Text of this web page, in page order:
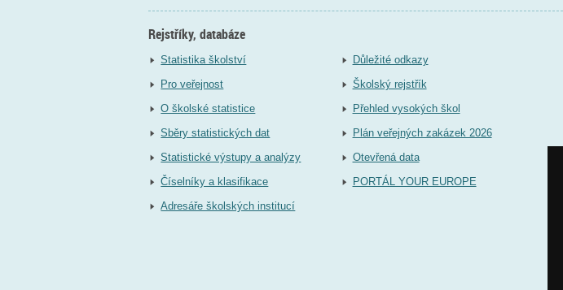
Rejstříky, databáze
Statistika školství
Pro veřejnost
O školské statistice
Sběry statistických dat
Statistické výstupy a analýzy
Číselníky a klasifikace
Adresáře školských institucí
Důležité odkazy
Školský rejstřík
Přehled vysokých škol
Plán veřejných zakázek 2026
Otevřená data
PORTÁL YOUR EUROPE